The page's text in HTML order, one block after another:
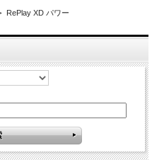
RePlay XD パワー